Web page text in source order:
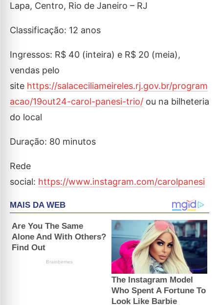
Lapa, Centro, Rio de Janeiro – RJ
Classificação: 12 anos
Ingressos: R$ 40 (inteira) e R$ 20 (meia),
vendas pelo
site https://salaceciliameireles.rj.gov.br/program
acao/19out24-carol-panesi-trio/ ou na bilheteria
do local
Duração: 80 minutos
Rede
social: https://www.instagram.com/carolpanesi